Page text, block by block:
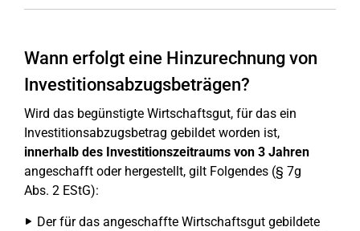
Wann erfolgt eine Hinzurechnung von
Investitionsabzugsbeträgen?
Wird das begünstigte Wirtschaftsgut, für das ein
Investitionsabzugsbetrag gebildet worden ist,
innerhalb des Investitionszeitraums von 3 Jahren
angeschafft oder hergestellt, gilt Folgendes (§ 7g
Abs. 2 EStG):
Der für das angeschaffte Wirtschaftsgut gebildete